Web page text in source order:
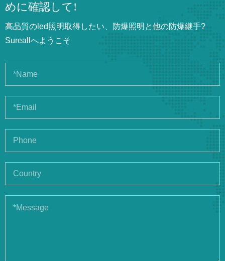
めに確認して!
高品質のled照明取得したい、防爆照明と他の防爆継手?
Sureallへようこそ